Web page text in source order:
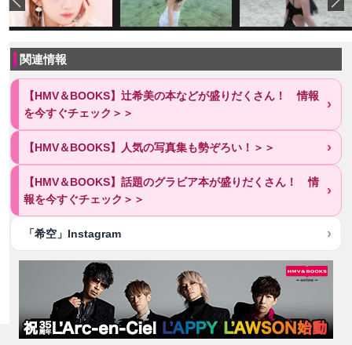
関連情報
【HMV＆BOOKS】辻希美の本などが盛りだくさん！ 情報
を今すぐチェック＞＞
【HMV＆BOOKS】人気の写真集も勢ぞろい！＞＞
【HMV＆BOOKS】話題のグラビア本が盛りだくさん！ 情
報を今すぐチェック＞＞
「希空」Instagram